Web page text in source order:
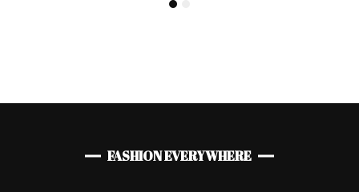
FASHION EVERYWHERE